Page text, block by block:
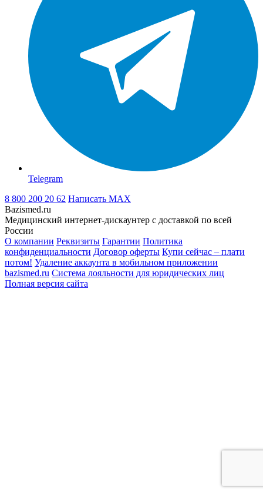
Telegram
8 800 200 20 62 Написать MAX
Bazismed.ru
Медицинский интернет-дискаунтер с доставкой по всей
России
О компании Реквизиты Гарантии Политика
конфиденциальности Договор оферты Купи сейчас – плати
потом! Удаление аккаунта в мобильном приложении
bazismed.ru Система лояльности для юридических лиц
Полная версия сайта